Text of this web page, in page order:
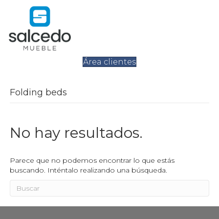
Área clientes
Folding beds
No hay resultados.
Parece que no podemos encontrar lo que estás
buscando. Inténtalo realizando una búsqueda.